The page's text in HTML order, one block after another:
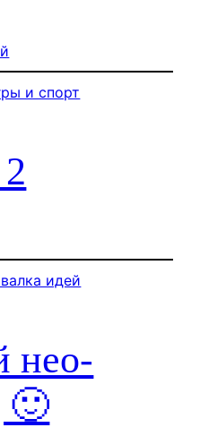
и спорт
идей
нео-
🙂